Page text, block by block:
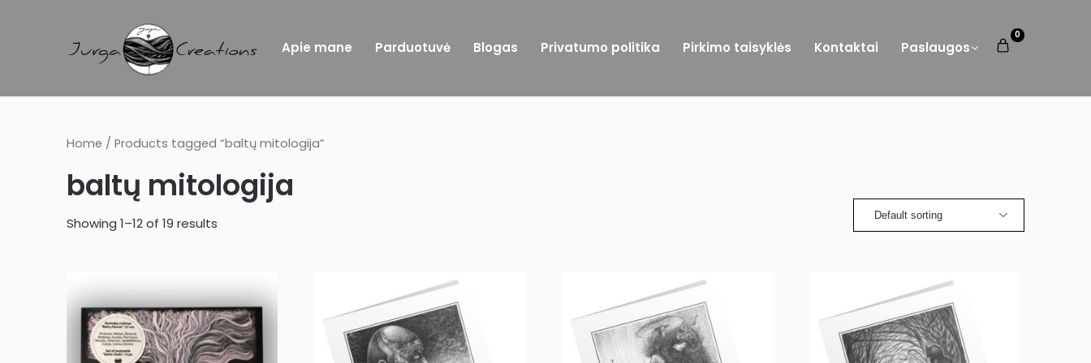
Apie mane Parduotuvė Blogas Privatumo politika Pirkimo taisyklės Kontaktai Paslaugos
0
Home / Products tagged “baltų mitologija”
baltų mitologija
Showing 1–12 of 19 results